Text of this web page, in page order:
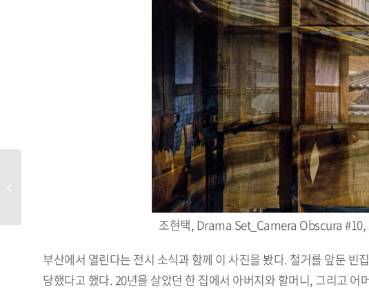
조현택, Drama Set_Camera Obscura
부산에서 열린다는 전시 소식과 함께 이 사진을 봤다. 철거를 앞둔
당했다고 했다. 20년을 살았던 한 집에서 아버지와 할머니, 그리고